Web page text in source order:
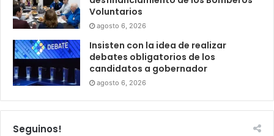
Voluntarios
agosto 6, 2026
Insisten con la idea de realizar
debates obligatorios de los
candidatos a gobernador
agosto 6, 2026
Seguinos!